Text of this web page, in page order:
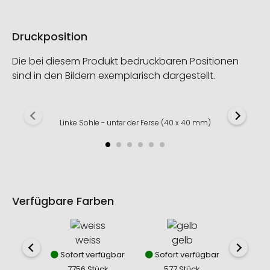
Druckposition
Die bei diesem Produkt bedruckbaren Positionen
sind in den Bildern exemplarisch dargestellt.
Linke Sohle - unter der Ferse (40 x 40 mm)
Verfügbare Farben
weiss
Sofort verfügbar
gelb
Sofort verfügbar